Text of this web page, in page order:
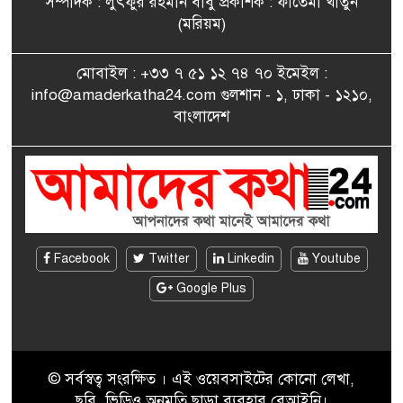
সাংবাদিকতায় কৃতিত্বের পুরস্কার
এমপি মমতাজ আলোকে
জেলা প্রবাসী এসোসিয়েশন’
বেদে সম্প্রদায় নিয়ে প্যারিসে
তথ্য-চলচ্চিত্র “ভাসমান জীবন”
(মরিয়ম)
মোবাইল : +৩৩ ৭ ৫১ ১২ ৭৪ ৭০ ইমেইল :
info@amaderkatha24.com গুলশান - ১, ঢাকা - ১২১০,
বাংলাদেশ
Facebook Twitter Linkedin
Youtube
Google Plus
© সর্বস্বত্ব সংরক্ষিত । এই ওয়েবসাইটের কোনো লেখা,